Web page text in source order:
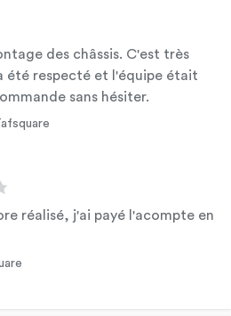
des châssis. C'est très
été respecté et l'équipe était
sans hésiter.
réalisé, j'ai payé l'acompte en